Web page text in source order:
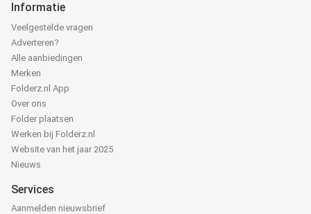
Informatie
Veelgestelde vragen
Adverteren?
Alle aanbiedingen
Merken
Folderz.nl App
Over ons
Folder plaatsen
Werken bij Folderz.nl
Website van het jaar 2025
Nieuws
Services
Aanmelden nieuwsbrief